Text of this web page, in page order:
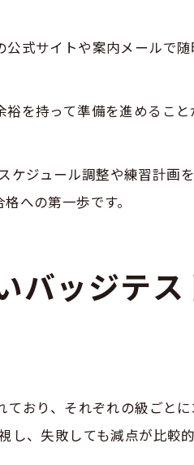
式サイトや案内メールで
を持って準備を進めるこ
ジュール調整や練習計画
への第一歩です。
バッジテ
おり、それぞれの級ごと
、失敗しても減点が比較